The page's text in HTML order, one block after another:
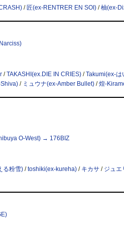
/ 匠(ex-RENTRER EN SOI) /柚(ex-
/TAKASHI(ex.DIE IN CRIES) /Takumi(ex-は
/ ミュウナ(ex-Amber Bullet) /煌-
O-West) → 176BIZ
る粉雪) /toshiki(ex-kureha) / キカサ / ジュエ